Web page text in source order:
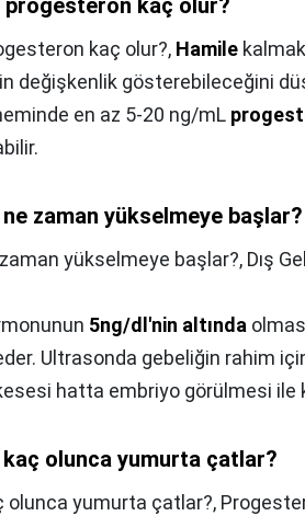
progesteron kaç olur?
kaç olur?, Hamile
değişkenlik gösterebileceğini
en az 5-20 ng/mL
zaman yükselmeye başlar?
yükselmeye başlar?, Dış
5ng/dl'nin altında
Ultrasonda gebeliğin rahim
hatta embriyo görülmesi ile
olunca yumurta çatlar?
olunca yumurta çatlar?,